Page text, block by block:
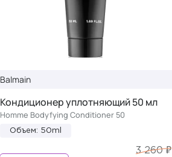
Balmain
Кондиционер уплотняющий 50 мл
Homme Bodyfying Conditioner 50
Объем: 50ml
3 260 ₽